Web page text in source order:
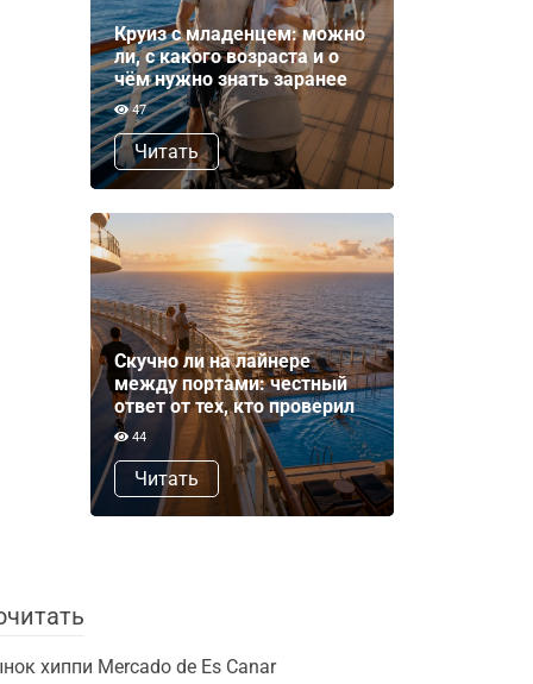
Круиз с младенцем: можно
ли, с какого возраста и о
чём нужно знать заранее
47
Читать
Скучно ли на лайнере
между портами: честный
ответ от тех, кто проверил
44
Читать
хиппи Mercado de Es Canar